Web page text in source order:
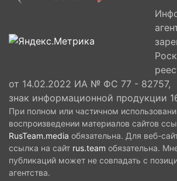
от 14.02.2022 ИА № ФС 77 - 82757,
знак информационной продукции
При полном или частичном
воспроизведении материалов сайтов
RusTeam.media обязательна. Для веб-
ссылка на сайт rus.team обязательна.
публикаций может не совпадать с
агентства.